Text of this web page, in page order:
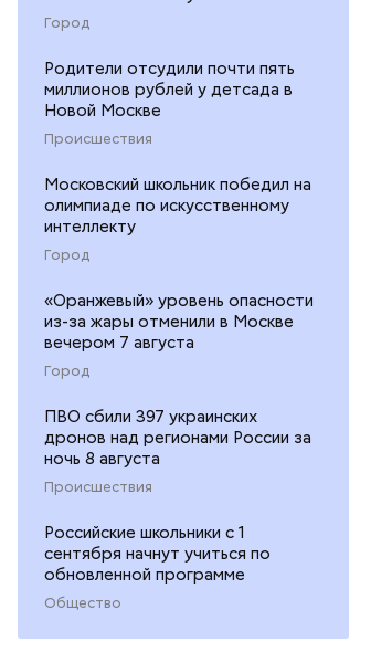
Город
Родители отсудили почти пять
миллионов рублей у детсада в
Новой Москве
Происшествия
Московский школьник победил на
олимпиаде по искусственному
интеллекту
Город
«Оранжевый» уровень опасности
из-за жары отменили в Москве
вечером 7 августа
Город
ПВО сбили 397 украинских
дронов над регионами России за
ночь 8 августа
Происшествия
Российские школьники с 1
сентября начнут учиться по
обновленной программе
Общество